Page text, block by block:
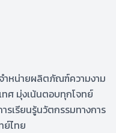
ำหน่ายผลิตภัณฑ์ความงาม
ทศ มุ่งเน้นตอบทุกโจทย์
รเรียนรู้นวัตกรรมทางการ
ย์ไทย